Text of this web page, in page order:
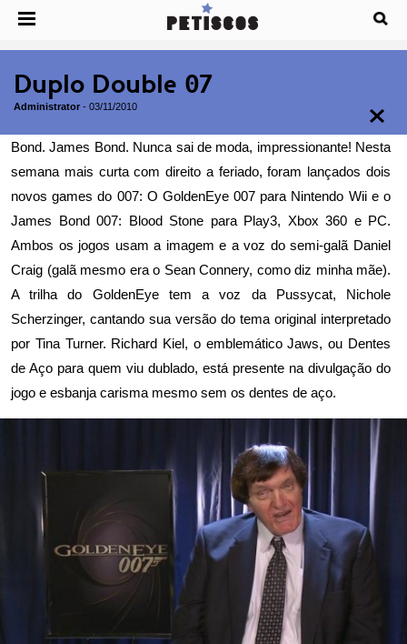
Duplo Double 07
Administrator - 03/11/2010
Bond. James Bond. Nunca sai de moda, impressionante! Nesta
semana mais curta com direito a feriado, foram lançados dois
novos games do 007: O GoldenEye 007 para Nintendo Wii e o
James Bond 007: Blood Stone para Play3, Xbox 360 e PC.
Ambos os jogos usam a imagem e a voz do semi-galã Daniel
Craig (galã mesmo era o Sean Connery, como diz minha mãe).
A trilha do GoldenEye tem a voz da Pussycat, Nichole
Scherzinger, cantando sua versão do tema original interpretado
por Tina Turner. Richard Kiel, o emblemático Jaws, ou Dentes
de Aço para quem viu dublado, está presente na divulgação do
jogo e esbanja carisma mesmo sem os dentes de aço.